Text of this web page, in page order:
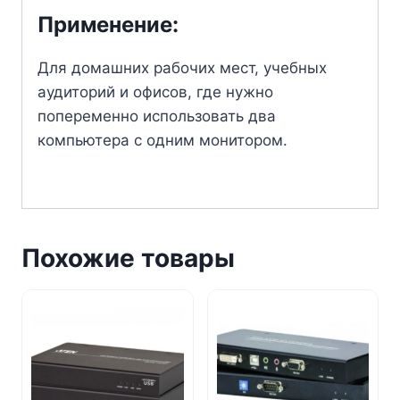
Применение:
Для домашних рабочих мест, учебных
аудиторий и офисов, где нужно
попеременно использовать два
компьютера с одним монитором.
Похожие товары